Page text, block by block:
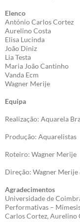
Elenco
António Carlos Cortez
Aurelino Costa
Elisa Lucinda
João Diniz
Lia Testa
Maria João Cantinho
Vanda Ecm
Wagner Merije
Equipa
Realização: Aquarela
Produção: Aquarelistas
Roteiro: Wagner Merije
Direção: Wagner Merije
Agradecimentos
Universidade de
Performativas –
Carlos Cortez, Aurelino